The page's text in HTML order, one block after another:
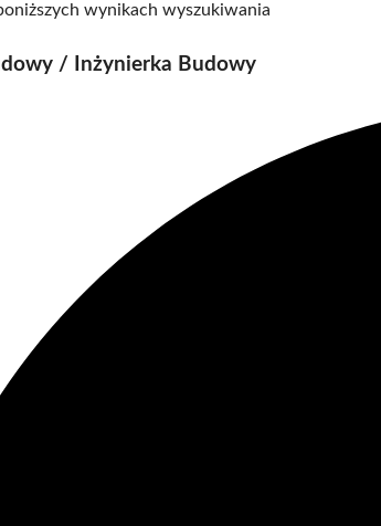
wynikach wyszukiwania
/ Inżynierka Budowy